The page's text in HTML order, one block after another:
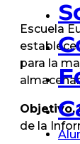
Escuela
establece
para la
Objetivo,
de la